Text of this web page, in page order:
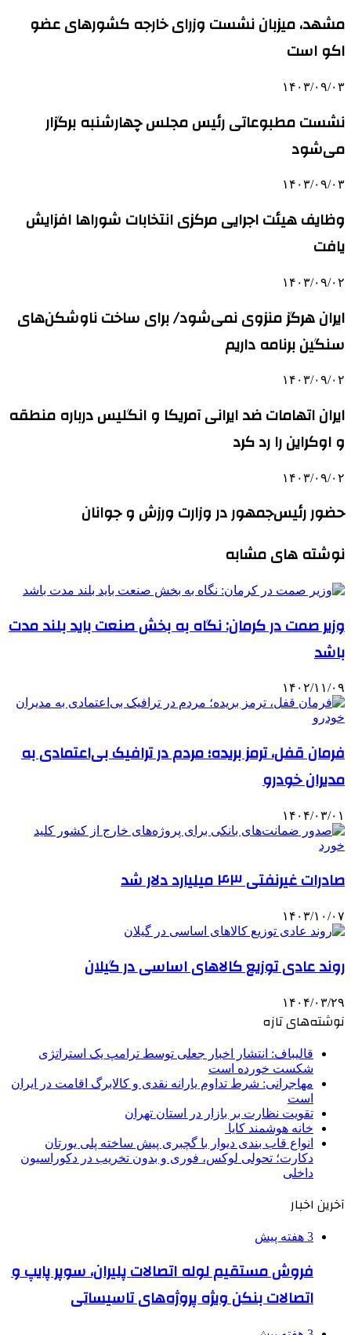
مشهد، میزبان نشست وزرای خارجه کشورهای عضو
اکو است
۱۴۰۳/۰۹/۰۳
نشست مطبوعاتی رئیس مجلس چهارشنبه برگزار
می‌شود
۱۴۰۳/۰۹/۰۳
وظایف هیئت اجرایی مرکزی انتخابات شوراها افزایش
یافت
۱۴۰۳/۰۹/۰۲
ایران هرگز منزوی نمی‌شود/ برای ساخت ناوشکن‌های
سنگین برنامه‌ داریم
۱۴۰۳/۰۹/۰۲
ایران اتهامات ضد ایرانی آمریکا و انگلیس درباره منطقه
و اوکراین را رد کرد
۱۴۰۳/۰۹/۰۲
حضور رئیس‌جمهور در وزارت ورزش و جوانان
نوشته های مشابه
وزیر صمت در کرمان: نگاه به بخش صنعت باید بلند مدت
باشد
۱۴۰۲/۱۱/۰۹
فرمان قفل، ترمز بریده؛ مردم در ترافیک بی‌اعتمادی به
مدیران خودرو
۱۴۰۴/۰۳/۰۱
صادرات غیرنفتی ۴۳ میلیارد دلار شد
۱۴۰۳/۱۰/۰۷
روند عادی توزیع کالاهای اساسی در گیلان
۱۴۰۴/۰۳/۲۹
نوشته‌های تازه
قالیباف: انتشار اخبار جعلی توسط ترامپ یک استراتژی
شکست خورده است
مهاجرانی: شرط تداوم یارانه نقدی و کالابرگ اقامت در ایران
است
تقویت نظارت بر بازار در استان تهران
خانه هوشمند کایا
انواع قاب بندی دیوار با گچبری پیش ساخته پلی یورتان
دکارت؛ تحولی لوکس، فوری و بدون تخریب در دکوراسیون
داخلی
آخرین اخبار
3 هفته پیش
فروش مستقیم لوله اتصالات پلیران، سوپر پایپ و
اتصالات بنکن ویژه پروژه‌های تاسیساتی